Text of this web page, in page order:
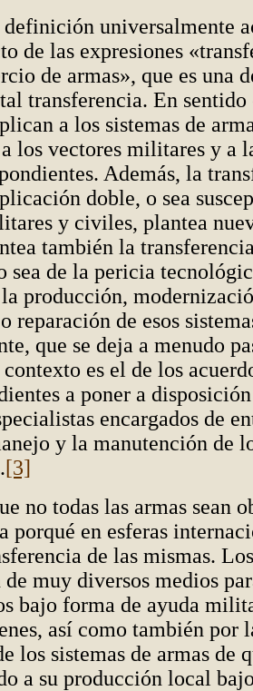
universalmente
de las expresiones
de armas», que es una
transferencia. En sentido
a los sistemas de
los vectores militares y a
Además, la
doble, o sea
y civiles, plantea
también la
sea de la pericia
producción,
reparación de esos
que se deja a menudo
es el de los
a poner a
encargados de
y la manutención de
[3]
no todas las armas sean
porqué en esferas
de las mismas.
muy diversos medios
bajo forma de ayuda
así como también por
los sistemas de armas de
a su producción local